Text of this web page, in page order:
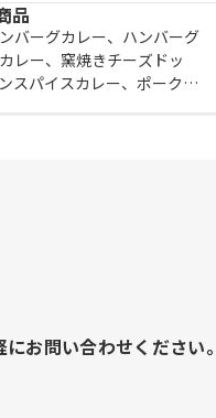
品
バーグカレー、ハンバーグ
レー、窯焼きチーズドッ
スパイスカレー、ポークフ
お問い合わせください。